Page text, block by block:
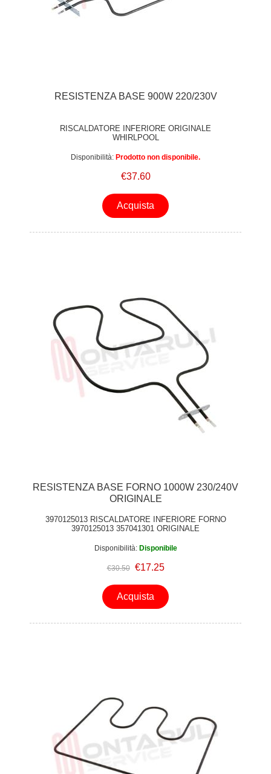
RESISTENZA BASE 900W 220/230V
RISCALDATORE INFERIORE ORIGINALE
WHIRLPOOL
Disponibilità: Prodotto non disponibile.
€37.60
Acquista
RESISTENZA BASE FORNO 1000W 230/240V
ORIGINALE
3970125013 RISCALDATORE INFERIORE FORNO
3970125013 357041301 ORIGINALE
Disponibilità: Disponibile
€30.50 €17.25
Acquista